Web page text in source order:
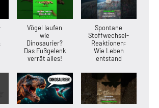
Vögel laufen
wie
Dinosaurier?
Das Fußgelenk
verrät alles!
Spontane
Stoffwechsel-
Reaktionen:
Wie Leben
entstand